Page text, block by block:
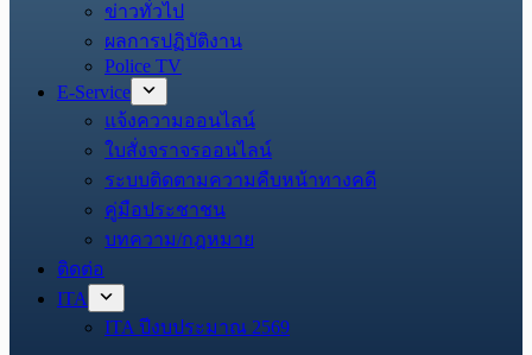
ข่าวทั่วไป
ผลการปฏิบัติงาน
Police TV
E-Service
แจ้งความออนไลน์
ใบสั่งจราจรออนไลน์
ระบบติดตามความคืบหน้าทางคดี
คู่มือประชาชน
บทความ/กฎหมาย
ติดต่อ
ITA
ITA ปีงบประมาณ 2569